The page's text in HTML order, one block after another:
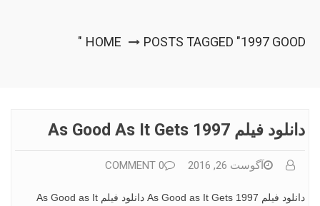
HOME POSTS TAGGED "1997 GOOD"
دانلود فیلم As Good As It Gets 1997
آگوست 26, 2016 0 COMMENT
دانلود فیلم As Good as It Gets 1997 دانلود فیلم As Good as It